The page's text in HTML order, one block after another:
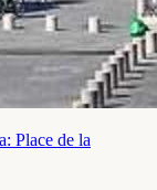
Place de la